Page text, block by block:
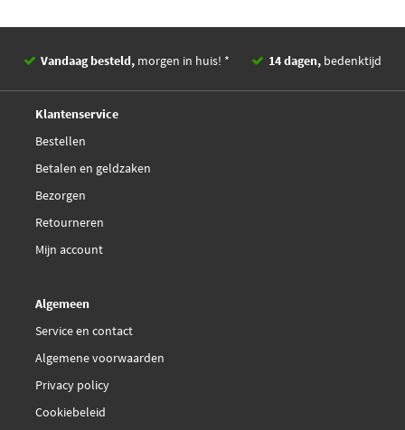
Vandaag besteld, morgen in huis! * 14 dagen, bedenktijd
Klantenservice
Bestellen
Betalen en geldzaken
Bezorgen
Retourneren
Mijn account
Algemeen
Service en contact
Algemene voorwaarden
Privacy policy
Cookiebeleid